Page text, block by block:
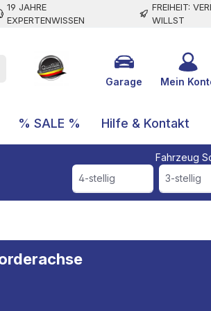
19 JAHRE
EXPERTENWISSEN
FREIHEIT:
WILLST
Garage Mein
% SALE % Hilfe & Kontakt
Fahrzeug
4-stellig 3-stellig